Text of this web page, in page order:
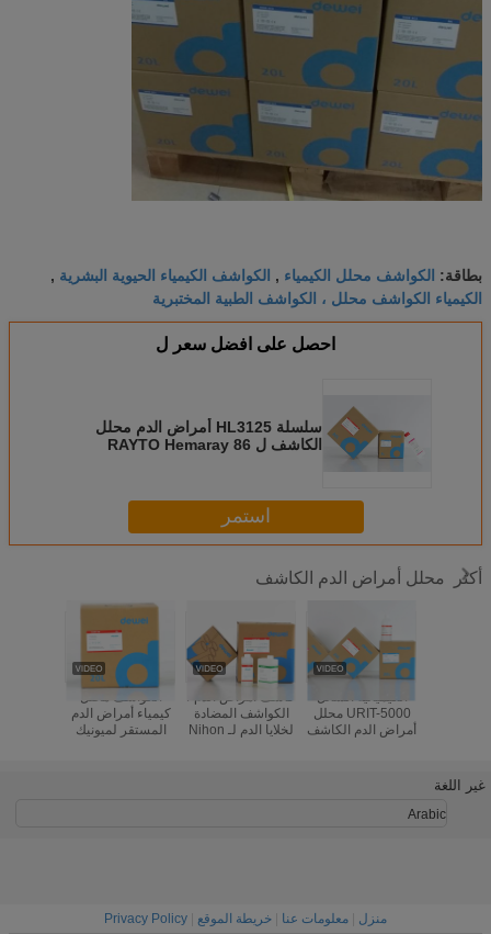
بطاقة: الكواشف محلل الكيمياء , الكواشف الكيمياء الحيوية البشرية ,
الكيمياء الكواشف محلل ، الكواشف الطبية المختبرية
احصل على افضل سعر ل
سلسلة HL3125 أمراض الدم محلل
الكاشف ل RAYTO Hemaray 86
استمر
أكثر محلل أمراض الدم الكاشف
الكواشف محلل
كيمياء أمراض الدم
المستقر لميونيك
كاشف أمراض الدم /
الكواشف المضادة
لخلايا الدم لـ Nihon
الكيميائية السائل
URIT-5000 محلل
أمراض الدم الكاشف
غير اللغة
Arabic
منزل معلومات عنا خريطة الموقع Privacy Policy